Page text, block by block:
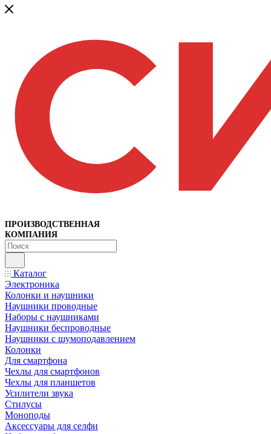
ПРОИЗВОДСТВЕННАЯ
КОМПАНИЯ
Каталог
Электроника
Колонки и наушники
Наушники проводные
Наборы с наушниками
Наушники беспроводные
Наушники с шумоподавлением
Колонки
Для смартфона
Чехлы для смартфонов
Чехлы для планшетов
Усилители звука
Стилусы
Моноподы
Аксессуары для селфи